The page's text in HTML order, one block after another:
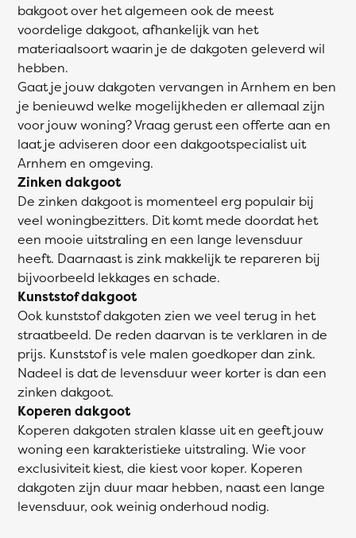
bakgoot over het algemeen ook de meest
voordelige dakgoot, afhankelijk van het
materiaalsoort waarin je de dakgoten geleverd wil
hebben.
Gaat je jouw dakgoten vervangen in Arnhem en ben
je benieuwd welke mogelijkheden er allemaal zijn
voor jouw woning? Vraag gerust een offerte aan en
laat je adviseren door een dakgootspecialist uit
Arnhem en omgeving.
Zinken dakgoot
De zinken dakgoot is momenteel erg populair bij
veel woningbezitters. Dit komt mede doordat het
een mooie uitstraling en een lange levensduur
heeft. Daarnaast is zink makkelijk te repareren bij
bijvoorbeeld lekkages en schade.
Kunststof dakgoot
Ook kunststof dakgoten zien we veel terug in het
straatbeeld. De reden daarvan is te verklaren in de
prijs. Kunststof is vele malen goedkoper dan zink.
Nadeel is dat de levensduur weer korter is dan een
zinken dakgoot.
Koperen dakgoot
Koperen dakgoten stralen klasse uit en geeft jouw
woning een karakteristieke uitstraling. Wie voor
exclusiviteit kiest, die kiest voor koper. Koperen
dakgoten zijn duur maar hebben, naast een lange
levensduur, ook weinig onderhoud nodig.